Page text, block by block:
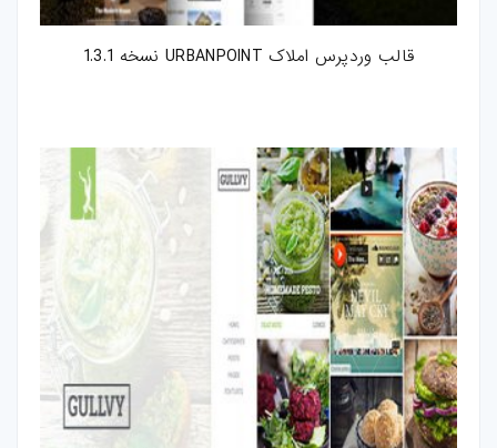
بروشور-و-کاتالوگ
کارت-ویزیت
موکاپ
وکتور
قالب-پست-
استوری
تصاویر-استوک
قالب وردپرس املاک URBANPOINT نسخه 1.3.1